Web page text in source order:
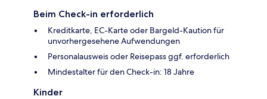
Beim Check-in erforderlich
Kreditkarte, EC-Karte oder Bargeld-Kaution für
unvorhergesehene Aufwendungen
Personalausweis oder Reisepass ggf. erforderlich
Mindestalter für den Check-in: 18 Jahre
Kinder